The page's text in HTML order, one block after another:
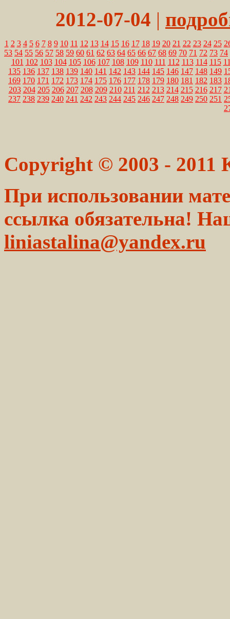
2012-07-04 |
1 2 3 4 5 6 7 8 9 10 11 12 13 14 15 16 17 18 19 20 21 22 23 24 25
53 54 55 56 57 58 59 60 61 62 63 64 65 66 67 68 69 70 71 72 73 74
101 102 103 104 105 106 107 108 109 110 111 112 113 114 115
135 136 137 138 139 140 141 142 143 144 145 146 147 148 149
169 170 171 172 173 174 175 176 177 178 179 180 181 182 183
203 204 205 206 207 208 209 210 211 212 213 214 215 216 217
237 238 239 240 241 242 243 244 245 246 247 248 249 250 251
Copyright © 2003 - 2011
При использовании
ссылка обязательна!
liniastalina@yandex.ru